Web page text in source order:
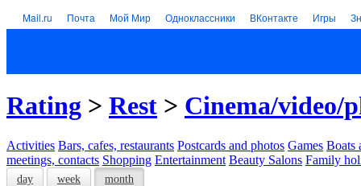
Mail.ru Почта Мой Мир Одноклассники ВКонтакте Игры
Rating > Rest > Cinema/video/
Activities Bars, cafes, restaurants Postcards and photos Games Boats
meetings, contacts Shopping Entertainment Beauty Salons Family
day week month